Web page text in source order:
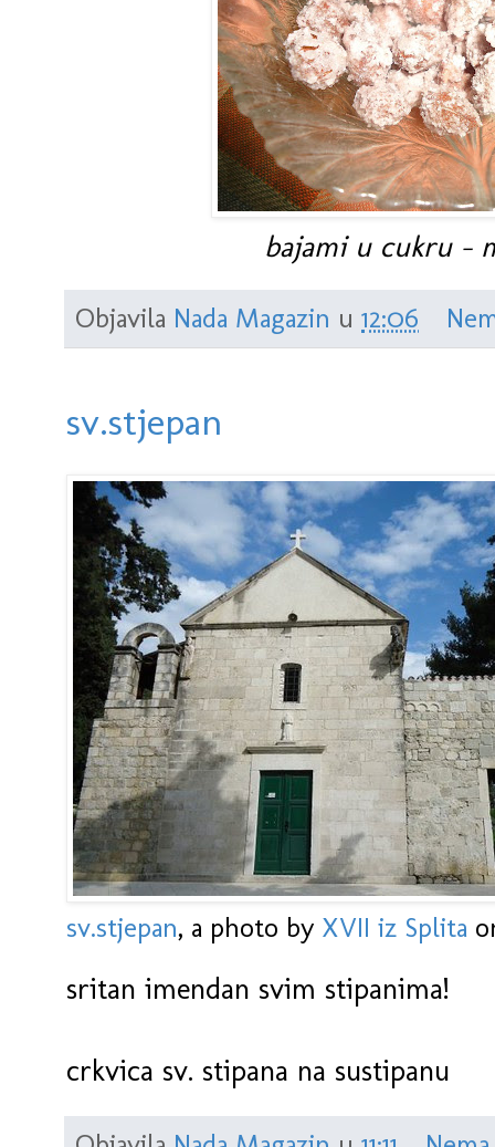
bajami u cukru -
Objavila Nada Magazin u 12:06
sv.stjepan
sv.stjepan, a photo by XVII iz Splita
sritan imendan svim stipanima!
crkvica sv. stipana na sustipanu